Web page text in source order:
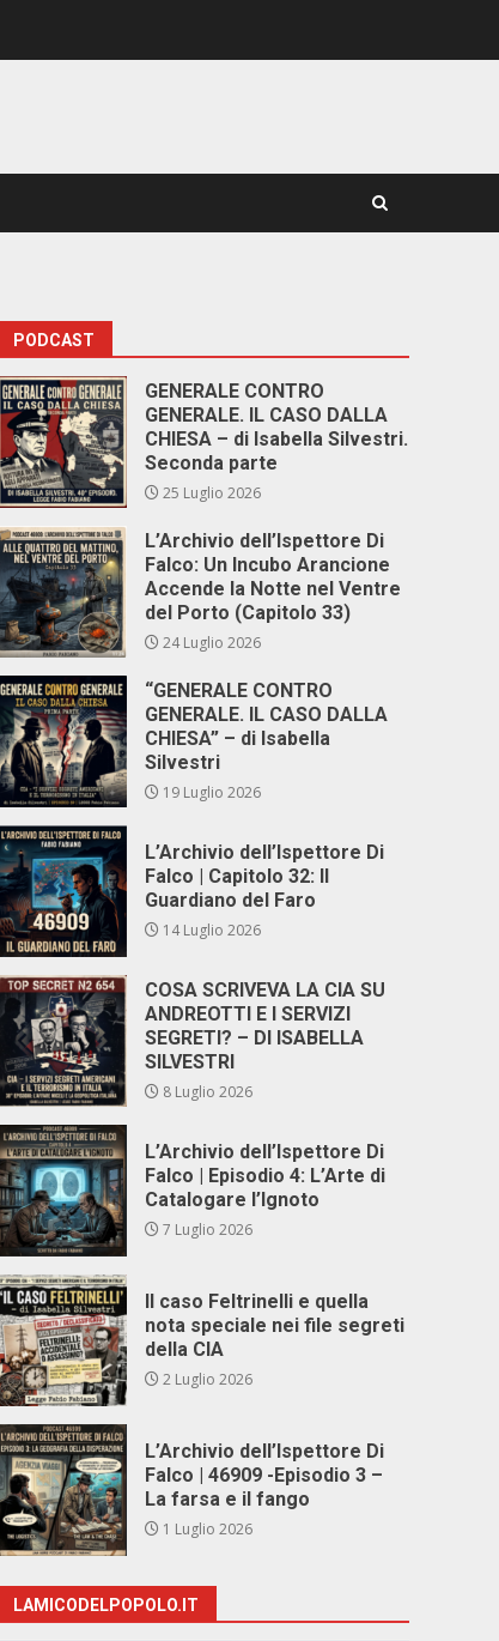
PODCAST
GENERALE CONTRO
GENERALE. IL CASO DALLA
CHIESA – di Isabella Silvestri.
Seconda parte
25 Luglio 2026
L’Archivio dell’Ispettore Di
Falco: Un Incubo Arancione
Accende la Notte nel Ventre
del Porto (Capitolo 33)
24 Luglio 2026
“GENERALE CONTRO
GENERALE. IL CASO DALLA
CHIESA” – di Isabella
Silvestri
19 Luglio 2026
L’Archivio dell’Ispettore Di
Falco | Capitolo 32: Il
Guardiano del Faro
14 Luglio 2026
COSA SCRIVEVA LA CIA SU
ANDREOTTI E I SERVIZI
SEGRETI? – DI ISABELLA
SILVESTRI
8 Luglio 2026
L’Archivio dell’Ispettore Di
Falco | Episodio 4: L’Arte di
Catalogare l’Ignoto
7 Luglio 2026
Il caso Feltrinelli e quella
nota speciale nei file segreti
della CIA
2 Luglio 2026
L’Archivio dell’Ispettore Di
Falco | 46909 -Episodio 3 –
La farsa e il fango
1 Luglio 2026
LAMICODELPOPOLO.IT